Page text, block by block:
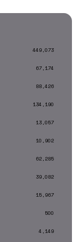
449,073
67,174
88,426
134,190
13,057
10,902
62,285
39,082
15,967
500
4,149